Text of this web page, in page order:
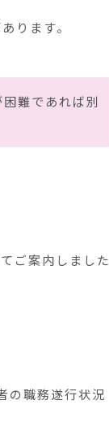
ります。
難であれば別
ご案内しました
の職務遂行状況